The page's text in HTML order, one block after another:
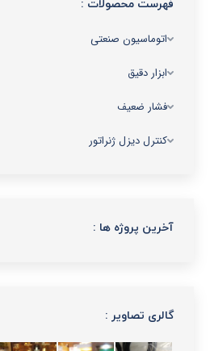
فهرست محصولات :
اتوماسیون صنعتی
ابزار دقیق
فشار ضعیف
کنترل دیزل ژنراتور
آخرین پروژه ها :
گالری تصاویر :